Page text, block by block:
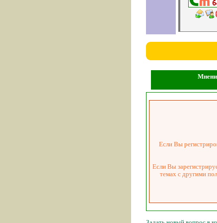
Если Вы
Если Вы
темах с другими